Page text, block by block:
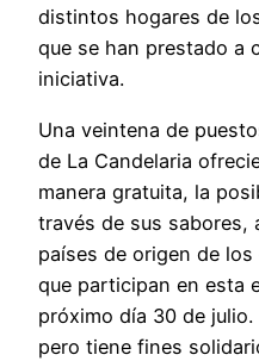
distintos hogares de
que se han prestado a
iniciativa.
Una veintena de
de La Candelaria
manera gratuita, la
través de sus sabores,
países de origen de
que participan en esta
próximo día 30 de
pero tiene fines